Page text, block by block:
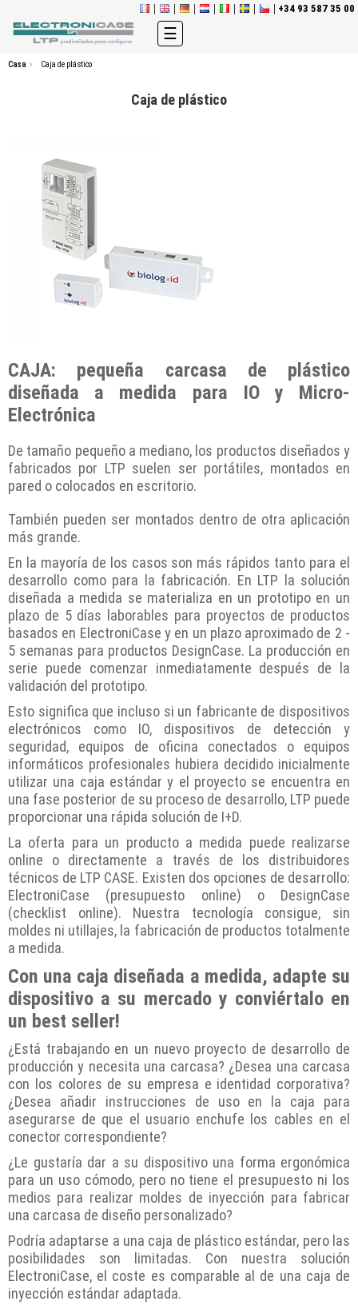
+34 93 587 35 00
Navegación
de
☰
Casa Caja de plástico
Caja de plástico
CAJA: pequeña carcasa de plástico
diseñada a medida para IO y Micro-
Electrónica
De tamaño pequeño a mediano, los productos diseñados y
fabricados por LTP suelen ser portátiles, montados en
pared o colocados en escritorio.
También pueden ser montados dentro de otra aplicación
más grande.
En la mayoría de los casos son más rápidos tanto para el
desarrollo como para la fabricación. En LTP la solución
diseñada a medida se materializa en un prototipo en un
plazo de 5 días laborables para proyectos de productos
basados en ElectroniCase y en un plazo aproximado de 2 -
5 semanas para productos DesignCase. La producción en
serie puede comenzar inmediatamente después de la
validación del prototipo.
Esto significa que incluso si un fabricante de dispositivos
electrónicos como IO, dispositivos de detección y
seguridad, equipos de oficina conectados o equipos
informáticos profesionales hubiera decidido inicialmente
utilizar una caja estándar y el proyecto se encuentra en
una fase posterior de su proceso de desarrollo, LTP puede
proporcionar una rápida solución de I+D.
La oferta para un producto a medida puede realizarse
online o directamente a través de los distribuidores
técnicos de LTP CASE. Existen dos opciones de desarrollo:
ElectroniCase (presupuesto online) o DesignCase
(checklist online). Nuestra tecnología consigue, sin
moldes ni utillajes, la fabricación de productos totalmente
a medida.
Con una caja diseñada a medida, adapte su
dispositivo a su mercado y conviértalo en
un best seller!
¿Está trabajando en un nuevo proyecto de desarrollo de
producción y necesita una carcasa? ¿Desea una carcasa
con los colores de su empresa e identidad corporativa?
¿Desea añadir instrucciones de uso en la caja para
asegurarse de que el usuario enchufe los cables en el
conector correspondiente?
¿Le gustaría dar a su dispositivo una forma ergonómica
para un uso cómodo, pero no tiene el presupuesto ni los
medios para realizar moldes de inyección para fabricar
una carcasa de diseño personalizado?
Podría adaptarse a una caja de plástico estándar, pero las
posibilidades son limitadas. Con nuestra solución
ElectroniCase, el coste es comparable al de una caja de
inyección estándar adaptada.